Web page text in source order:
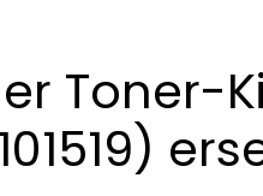
Toner-